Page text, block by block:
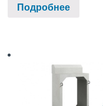
Подробнее